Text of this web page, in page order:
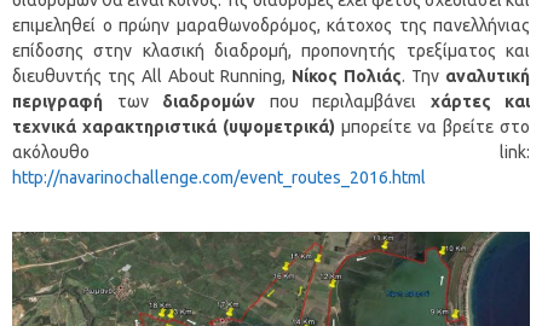
επιμεληθεί ο πρώην μαραθωνοδρόμος, κάτοχος της πανελλήνιας
επίδοσης στην κλασική διαδρομή, προπονητής τρεξίματος και
διευθυντής της All About Running, Νίκος Πολιάς. Την αναλυτική
περιγραφή των διαδρομών που περιλαμβάνει χάρτες και
τεχνικά χαρακτηριστικά (υψομετρικά) μπορείτε να βρείτε στο
ακόλουθο link:
http://navarinochallenge.com/event_routes_2016.html